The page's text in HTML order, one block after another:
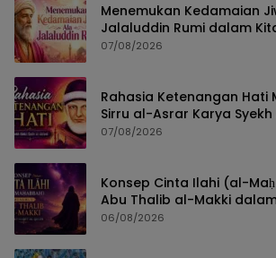
Menemukan Kedamaian
Jalaluddin Rumi dalam
07/08/2026
Rahasia Ketenangan Hati
Sirru al-Asrar Karya
Jailani
07/08/2026
Konsep Cinta Ilahi (al-
Abu Thalib al-Makki
06/08/2026